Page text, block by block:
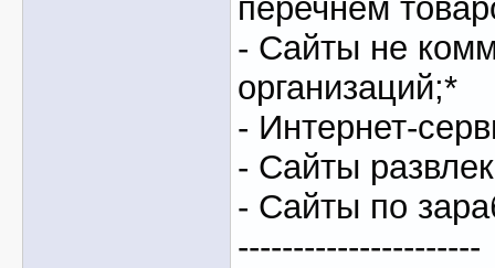
перечнем
- Сайты не
организаций;*
- Интернет-
- Сайты
- Сайты по
----------------------